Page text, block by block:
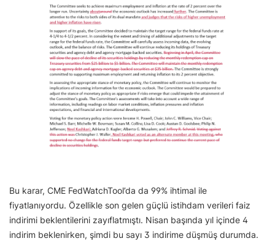
Bu karar, CME FedWatchTool’da da 99% ihtimal ile
fiyatlanıyordu. Özellikle son gelen güçlü istihdam verileri faiz
indirimi beklentilerini zayıflatmıştı. Nisan başında yıl içinde 4
indirim beklenirken, şimdi bu sayı 3 indirime düşmüş durumda.